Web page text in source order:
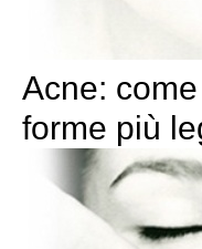
Acne:
forme più